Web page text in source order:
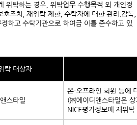
위탁하는 경우, 위탁업무 수행목적 외 개인정
호조치, 재위탁 제한, 수탁자에 대한 관리.감독,
하고 수탁기관으로 하여금 이를 준수하고 있
탁 대상자
스타일
온-오프라인 회원 등에
(㈜에이디앤스타일은
NICE평가정보에 재위